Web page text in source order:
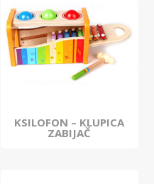
KSILOFON – KLUPICA
ZABIJAČ